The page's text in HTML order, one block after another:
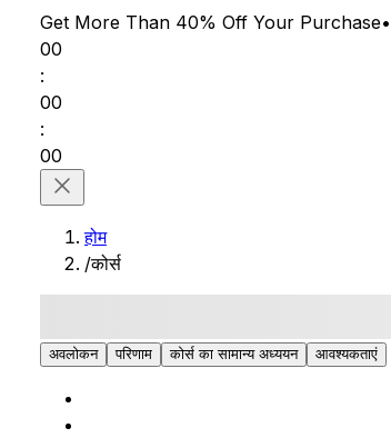
Get More Than 40% Off Your Purchase•
00
:
00
:
00
होम
/कोर्स
अवलोकन परिणाम कोर्स का सामान्य अध्ययन आवश्यकताएं